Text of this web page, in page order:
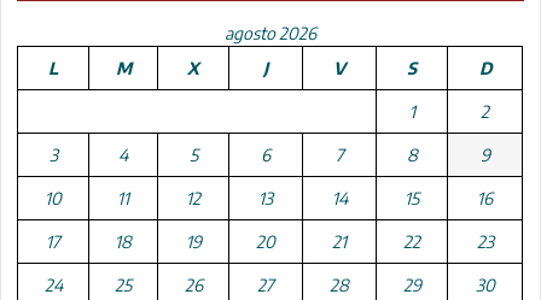
agosto 2026
L
M X J V S D
1 2
3 4 5 6 7 8 9
10 11 12 13 14 15 16
17 18 19 20 21 22 23
24 25 26 27 28 29 30